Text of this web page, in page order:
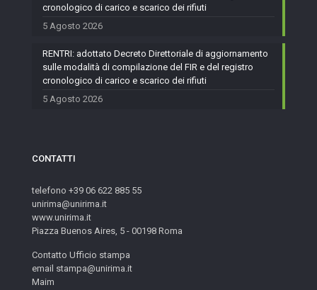
cronologico di carico e scarico dei rifiuti
5 Agosto 2026
RENTRI: adottato Decreto Direttoriale di aggiornamento
sulle modalità di compilazione del FIR e del registro
cronologico di carico e scarico dei rifiuti
5 Agosto 2026
CONTATTI
telefono +39 06 622 885 55
unirima@unirima.it
www.unirima.it
Piazza Buenos Aires, 5 - 00198 Roma
Contatto Ufficio stampa
email stampa@unirima.it
Maim